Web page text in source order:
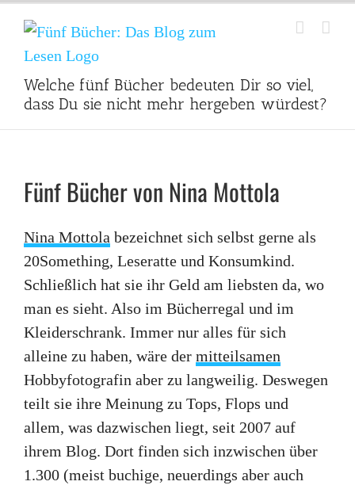
Inhalt
springen
Welche fünf Bücher bedeuten Dir so viel,
dass Du sie nicht mehr hergeben würdest?
Fünf Bücher von Nina Mottola
Nina Mottola bezeichnet sich selbst gerne als
20Something, Leseratte und Konsumkind.
Schließlich hat sie ihr Geld am liebsten da, wo
man es sieht. Also im Bücherregal und im
Kleiderschrank. Immer nur alles für sich
alleine zu haben, wäre der mitteilsamen
Hobbyfotografin aber zu langweilig. Deswegen
teilt sie ihre Meinung zu Tops, Flops und
allem, was dazwischen liegt, seit 2007 auf
ihrem Blog. Dort finden sich inzwischen über
1.300 (meist buchige, neuerdings aber auch